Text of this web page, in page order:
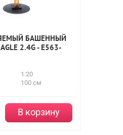
БАШЕННЫЙ
2.4G - E563-
1:20
100 см
В корзину